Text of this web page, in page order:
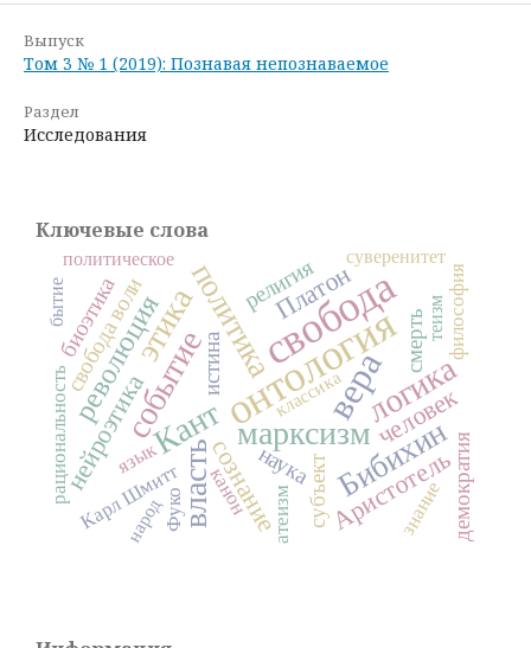
Выпуск
Том 3 № 1 (2019): Познавая непознаваемое
Раздел
Исследования
Ключевые слова
свобода
онтология
вера
Кант
событие
этика
власть
марксизм
логика
политика
Бибихин
революция человек
сознание
Платон
нейроэтика Аристотель
субъект
наука
религия
демократия
свобода воли истина смерть
биоэтика философия
Карл Шмитт
рациональность канон знание
Фуко атеизм
язык
суверенитет
народ
теизм
политическое
классика
бытие